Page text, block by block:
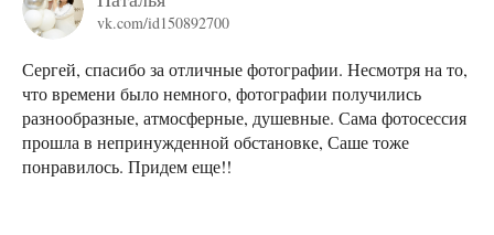
vk.com/id150892700
Сергей, спасибо за отличные фотографии. Несмотря на то,
что времени было немного, фотографии получились
разнообразные, атмосферные, душевные. Сама фотосессия
прошла в непринужденной обстановке, Саше тоже
понравилось. Придем еще!!